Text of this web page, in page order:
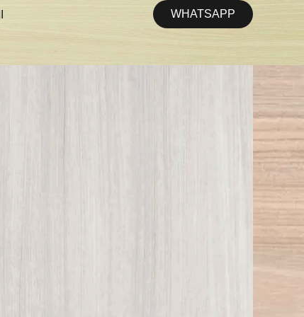
WHATSAPP